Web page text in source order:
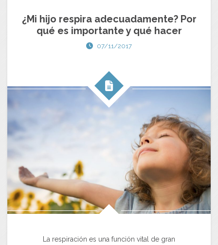
¿Mi hijo respira adecuadamente? Por
qué es importante y qué hacer
07/11/2017
La respiración es una función vital de gran